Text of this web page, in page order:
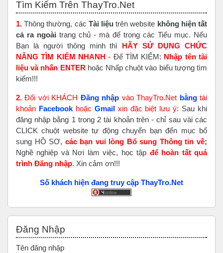
Tìm Kiếm Trên ThayTro.Net
1. Thông thường, các Tài liệu trên website không hiện tất
cả ra ngoài trang chủ - mà để trong các Tiểu mục. Nếu
Bạn là người thông minh thì HÃY SỬ DỤNG CHỨC
NĂNG TÌM KIẾM NHANH - Để TÌM KIẾM: Nhập tên tài
liệu và nhấn ENTER hoặc Nhấp chuột vào biểu tượng tìm
kiếm!!!
2. Đối với KHÁCH Đăng nhập vào ThayTro.Net bằngtài
khoản Facebook hoặc Gmailxin đặc biệt lưu ý: Sau khi
đăng nhập bằng 1 trong 2 tài khoản trên - chỉ sau vài các
CLICK chuột website tự động chuyển bạn đến mục bổ
sung HỒ SƠ, các bạn vui lòng Bổ sung Thông tin về;
Nghề nghiệp và Nơi làm việc, học tập để hoàn tấtquá
trình Đăng nhập. Xin cảm ơn!!!
Số khách hiện đang truy cập ThayTro.Net
Đăng Nhập
Tên đăng nhập